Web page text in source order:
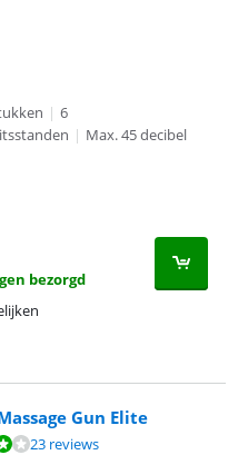
| 6
| Max. 45 decibel
bezorgd
Gun Elite
op 23 reviews.
23 reviews